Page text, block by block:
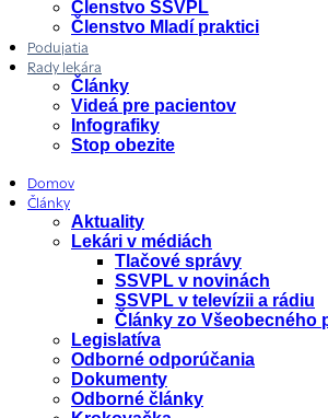
Členstvo SSVPL
Členstvo Mladí praktici
Podujatia
Rady lekára
Články
Videá pre pacientov
Infografiky
Stop obezite
Domov
Články
Aktuality
Lekári v médiách
Tlačové správy
SSVPL v novinách
SSVPL v televízii a rádiu
Články zo Všeobecného
Legislatíva
Odborné odporúčania
Dokumenty
Odborné články